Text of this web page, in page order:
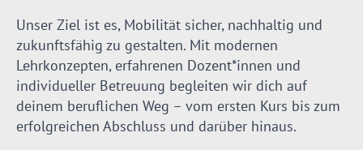
Unser Ziel ist es, Mobilität sicher, nachhaltig und
zukunftsfähig zu gestalten. Mit modernen
Lehrkonzepten, erfahrenen Dozent*innen und
individueller Betreuung begleiten wir dich auf
deinem beruflichen Weg – vom ersten Kurs bis zum
erfolgreichen Abschluss und darüber hinaus.